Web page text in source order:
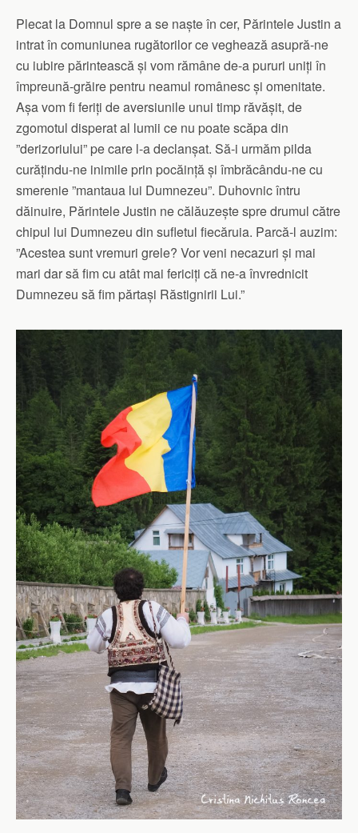
Plecat la Domnul spre a se naște în cer, Părintele Justin a
intrat în comuniunea rugătorilor ce veghează asupră-ne
cu iubire părintească și vom rămâne de-a pururi uniți în
împreună-grăire pentru neamul românesc și omenitate.
Așa vom fi feriți de aversiunile unui timp răvășit, de
zgomotul disperat al lumii ce nu poate scăpa din
”derizoriului” pe care l-a declanșat. Să-i urmăm pilda
curățindu-ne inimile prin pocăință și îmbrăcându-ne cu
smerenie ”mantaua lui Dumnezeu”. Duhovnic întru
dăinuire, Părintele Justin ne călăuzește spre drumul către
chipul lui Dumnezeu din sufletul fiecăruia. Parcă-l auzim:
”Acestea sunt vremuri grele? Vor veni necazuri și mai
mari dar să fim cu atât mai fericiți că ne-a învrednicit
Dumnezeu să fim părtași Răstignirii Lui.”